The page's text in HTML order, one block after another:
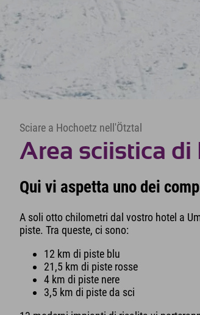
Sciare a Hochoetz nell'Ötztal
Area sciistica di
Qui vi aspetta uno dei
A soli otto chilometri dal vostro hotel a
piste. Tra queste, ci sono:
12 km di piste blu
21,5 km di piste rosse
4 km di piste nere
3,5 km di piste da sci